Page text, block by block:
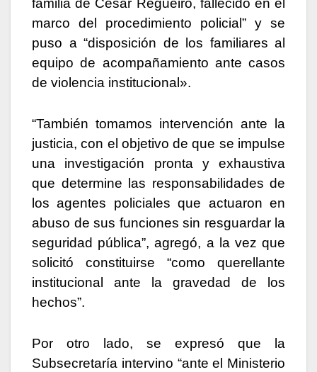
familia de Cesar Regueiro, fallecido en el
marco del procedimiento policial” y se
puso a “disposición de los familiares al
equipo de acompañamiento ante casos
de violencia institucional».
“También tomamos intervención ante la
justicia, con el objetivo de que se impulse
una investigación pronta y exhaustiva
que determine las responsabilidades de
los agentes policiales que actuaron en
abuso de sus funciones sin resguardar la
seguridad pública”, agregó, a la vez que
solicitó constituirse “como querellante
institucional ante la gravedad de los
hechos”.
Por otro lado, se expresó que la
Subsecretaría intervino “ante el Ministerio